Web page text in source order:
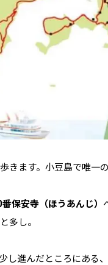
きます。小豆島で唯一
保安寺（ほうあんじ）
多し。
し進んだところにある